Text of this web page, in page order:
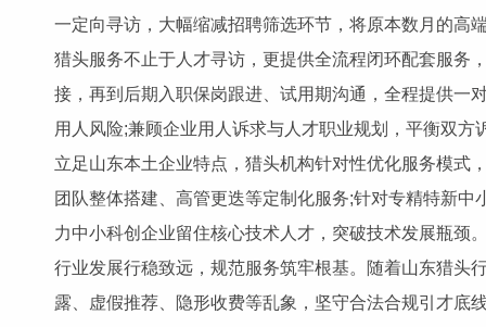
一定向寻访，大幅缩减招聘筛选环节，将原本数月的高
猎头服务不止于人才寻访，更提供全流程闭环配套服务
接，再到后期入职保岗跟进、试用期沟通，全程提供一
用人风险;兼顾企业用人诉求与人才职业规划，平衡双
立足山东本土企业特点，猎头机构针对性优化服务模式
团队整体搭建、高管更迭等定制化服务;针对专精特新
力中小科创企业留住核心技术人才，突破技术发展瓶颈
行业发展行稳致远，规范服务筑牢根基。随着山东猎头
露、虚假推荐、隐形收费等乱象，坚守合法合规引才底